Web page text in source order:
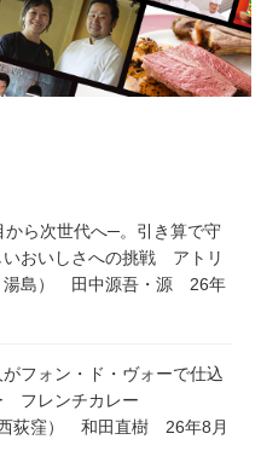
から次世代へ─。引き算で守
いおいしさへの挑戦 アトリ
湯島） 田中源吾・源 26年
フォン・ド・ヴォーで仕込
フレンチカレー
荻窪） 和田直樹 26年8月